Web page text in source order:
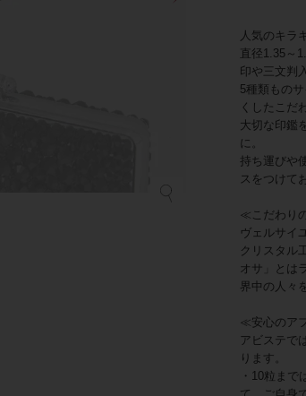
人気のキラ
直径1.35～
印や三文判
5種類もの
くしたこだ
大切な印鑑
に。
持ち運びや
スをつけて
≪こだわり
ヴェルサイ
クリスタル
オサ」とは
界中の人々
≪安心のア
アビステで
ります。
・10粒まで